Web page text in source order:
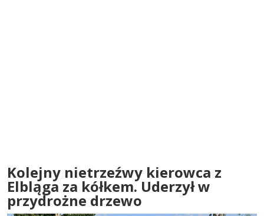
Kolejny nietrzeźwy kierowca z
Elbląga za kółkem. Uderzył w
przydrożne drzewo